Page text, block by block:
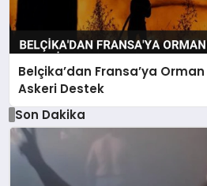
Belçika’dan Fransa’ya Orman
Askeri Destek
Son Dakika